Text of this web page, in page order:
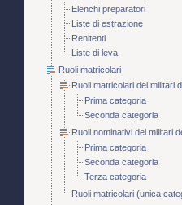
Elenchi preparatori
Liste di estrazione
Renitenti
Liste di leva
Ruoli matricolari
Ruoli matricolari dei militari
Prima categoria
Seconda categoria
Ruoli nominativi dei militari
Prima categoria
Seconda categoria
Terza categoria
Ruoli matricolari (unica